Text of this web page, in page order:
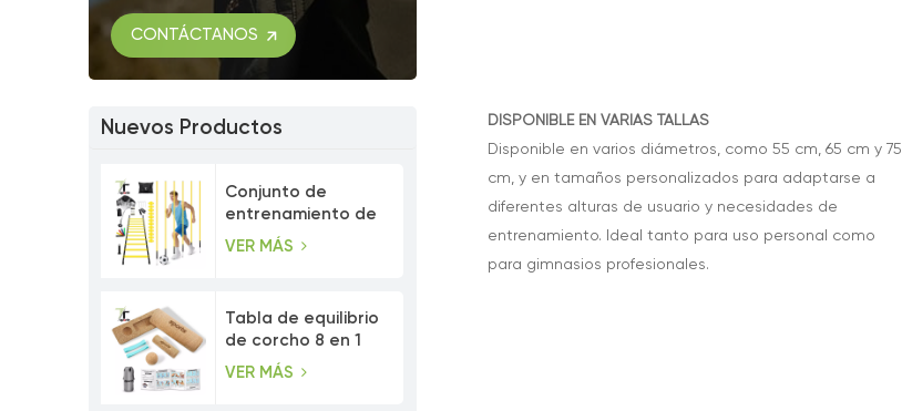
CONTÁCTANOS
Nuevos Productos
Conjunto de
entrenamiento de
velocidad con
VER MÁS
Tabla de equilibrio
de corcho 8 en 1
con bandas de
VER MÁS
DISPONIBLE EN VARIAS TALLAS
Disponible en varios diámetros, como 55 cm, 65 cm y 75
cm, y en tamaños personalizados para adaptarse a
diferentes alturas de usuario y necesidades de
entrenamiento. Ideal tanto para uso personal como
para gimnasios profesionales.